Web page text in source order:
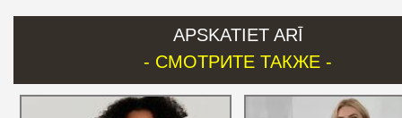
APSKATIET ARĪ
- СМОТРИТЕ ТАКЖЕ -